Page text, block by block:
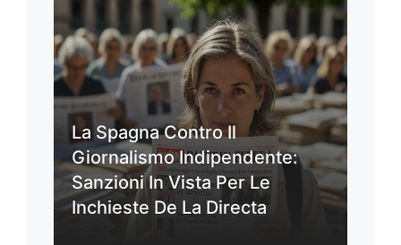
La Spagna Contro Il
Giornalismo Indipendente:
Sanzioni In Vista Per Le
Inchieste De La Directa